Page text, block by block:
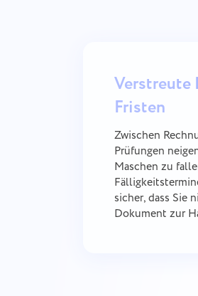
Verstreute
Fristen
Zwischen
Prüfungen
Maschen zu
sicher, dass Sie
Dokument zur